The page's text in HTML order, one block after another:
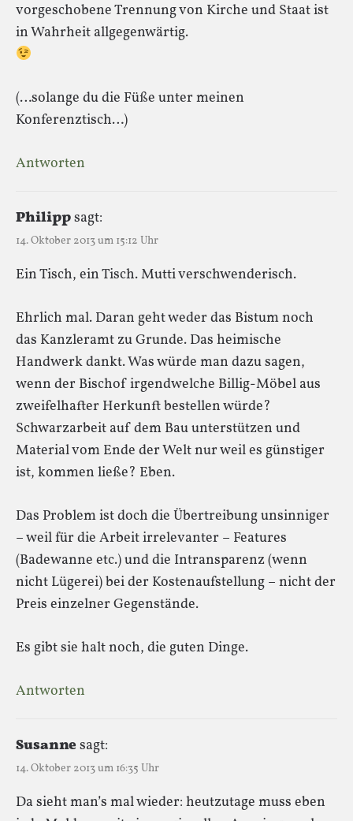
vorgeschobene Trennung von Kirche und Staat ist
in Wahrheit allgegenwärtig.
(…solange du die Füße unter meinen
Konferenztisch…)
Antworten
Philippsagt:
14. Oktober 2013 um 15:12 Uhr
Ein Tisch, ein Tisch. Mutti verschwenderisch.
Ehrlich mal. Daran geht weder das Bistum noch
das Kanzleramt zu Grunde. Das heimische
Handwerk dankt. Was würde man dazu sagen,
wenn der Bischof irgendwelche Billig-Möbel aus
zweifelhafter Herkunft bestellen würde?
Schwarzarbeit auf dem Bau unterstützen und
Material vom Ende der Welt nur weil es günstiger
ist, kommen ließe? Eben.
Das Problem ist doch die Übertreibung unsinniger
– weil für die Arbeit irrelevanter – Features
(Badewanne etc.) und die Intransparenz (wenn
nicht Lügerei) bei der Kostenaufstellung – nicht der
Preis einzelner Gegenstände.
Es gibt sie halt noch, die guten Dinge.
Antworten
Susannesagt:
14. Oktober 2013 um 16:35 Uhr
Da sieht man’s mal wieder: heutzutage muss eben